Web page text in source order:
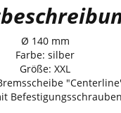
Ø 140 mm
Farbe: silber
Größe: XXL